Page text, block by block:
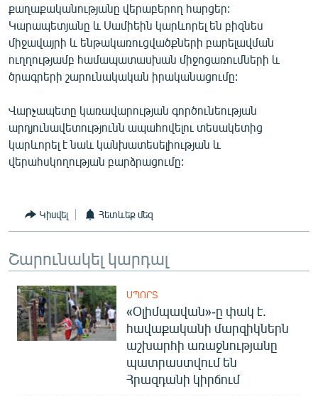
«Ազատության» բոլոր կայքերը
քաղաքականությանը վերաբերող հարցեր:
Կարապետյանը և Սամիեին կարևորել են բիզնես
միջավայրի և ենթակառուցվածքների բարելավման
ուղղությամբ համապատասխան միջոցառումների և
ծրագրերի շարունակական իրականացումը:
Վարչապետը կառավարության գործունեության
արդյունավետությունն ապահովելու տեսակետից
կարևորել է նաև կանխատեսելիության և
վերահսկողության բարձրացումը:
Կիսվել Հետևեք մեզ
Շարունակել կարդալ
ՍՊՈՐՏ
«Օլիմպավան»-ը փակ է.
հավաքականի մարզիկներն
աշխարհի առաջնությանը
պատրաստվում են
Հրազդանի կիրճում